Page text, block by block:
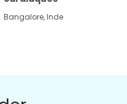
Bangalore,Inde